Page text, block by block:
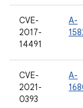
CVE-
2017-
14491
A-
CVE-
2021-
0393
A-